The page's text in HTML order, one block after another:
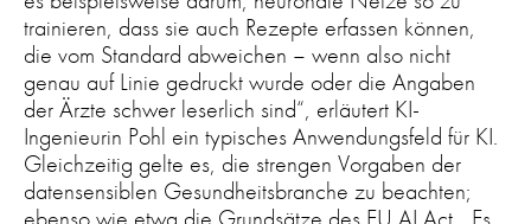
trainieren, dass sie auch Rezepte erfassen können,
die vom Standard abweichen – wenn also nicht
genau auf Linie gedruckt wurde oder die Angaben
der Ärzte schwer leserlich sind“, erläutert KI-
Ingenieurin Pohl ein typisches Anwendungsfeld für KI.
Gleichzeitig gelte es, die strengen Vorgaben der
datensensiblen Gesundheitsbranche zu beachten;